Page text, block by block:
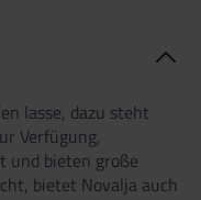
lasse, dazu steht
Verfügung,
und bieten große
bietet Novalja auch